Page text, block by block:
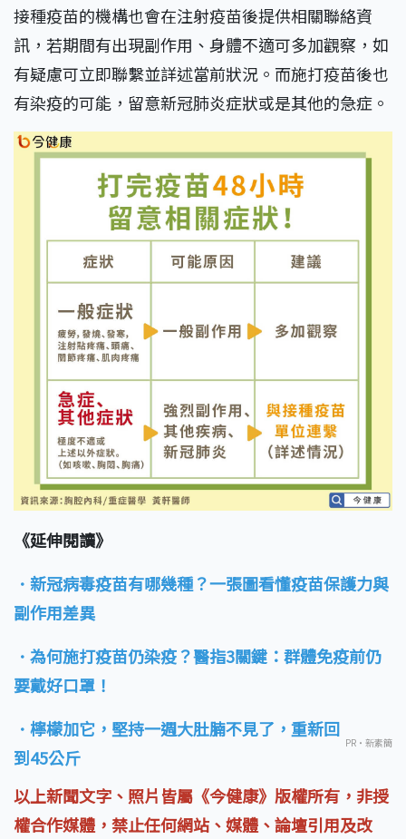
接種疫苗的機構也會在注射疫苗後提供相關聯絡資
訊，若期間有出現副作用、身體不適可多加觀察，如
有疑慮可立即聯繫並詳述當前狀況。而施打疫苗後也
有染疫的可能，留意新冠肺炎症狀或是其他的急症。
《延伸閱讀》
．新冠病毒疫苗有哪幾種？一張圖看懂疫苗保護力與
副作用差異
．為何施打疫苗仍染疫？醫指3關鍵：群體免疫前仍
要戴好口罩！
．檸檬加它，堅持一週大肚腩不見了，重新回
到45公斤
PR・新素簡
以上新聞文字、照片皆屬《今健康》版權所有，非授
權合作媒體，禁止任何網站、媒體、論壇引用及改